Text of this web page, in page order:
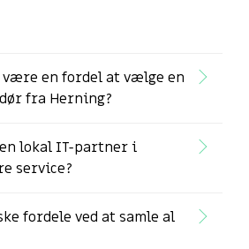
være en fordel at vælge en
fra Herning?
lokal IT-partner i
service?
fordele ved at samle al